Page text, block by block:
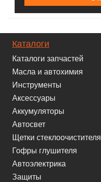
Каталоги
Каталоги запчастей
Масла и автохимия
Инструменты
Аксессуары
Аккумуляторы
Автосвет
Щетки стеклоочистителя
Гофры глушителя
Автоэлектрика
Защиты